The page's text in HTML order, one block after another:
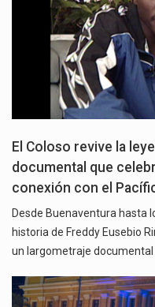
El Coloso revive la
documental que
conexión con el
Desde Buenaventura hasta
historia de Freddy Eusebio
un largometraje documental